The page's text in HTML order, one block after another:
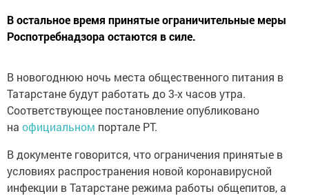
В остальное время принятые ограничительные меры
Роспотребнадзора остаются в силе.
В новогоднюю ночь места общественного питания в
Татарстане будут работать до 3-х часов утра.
Соответствующее постановление опубликовано
на официальном портале РТ.
В документе говорится, что ограничения принятые в
условиях распространения новой коронавирусной
инфекции в Татарстане режима работы общепитов, а